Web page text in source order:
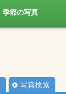
季節の写真
写真検索